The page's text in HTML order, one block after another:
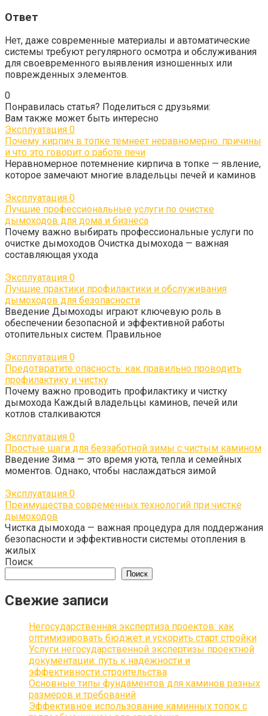
Ответ
Нет, даже современные материалы и автоматические
системы требуют регулярного осмотра и обслуживания
для своевременного выявления изношенных или
поврежденных элементов.
0
Понравилась статья? Поделиться с друзьями:
Вам также может быть интересно
Эксплуатация 0
Почему кирпич в топке темнеет неравномерно: причины
и что это говорит о работе печи
Неравномерное потемнение кирпича в топке — явление,
которое замечают многие владельцы печей и каминов
Эксплуатация 0
Лучшие профессиональные услуги по очистке
дымоходов для дома и бизнеса
Почему важно выбирать профессиональные услуги по
очистке дымоходов Очистка дымохода — важная
составляющая ухода
Эксплуатация 0
Лучшие практики профилактики и обслуживания
дымоходов для безопасности
Введение Дымоходы играют ключевую роль в
обеспечении безопасной и эффективной работы
отопительных систем. Правильное
Эксплуатация 0
Предотвратите опасность: как правильно проводить
профилактику и чистку
Почему важно проводить профилактику и чистку
дымохода Каждый владельцы каминов, печей или
котлов сталкиваются
Эксплуатация 0
Простые шаги для беззаботной зимы с чистым камином
Введение Зима — это время уюта, тепла и семейных
моментов. Однако, чтобы наслаждаться зимой
Эксплуатация 0
Преимущества современных технологий при чистке
дымоходов
Чистка дымохода — важная процедура для поддержания
безопасности и эффективности системы отопления в
жилых
Поиск
Поиск
Свежие записи
Негосударственная экспертиза проектов: как
оптимизировать бюджет и ускорить старт стройки
Услуги негосударственной экспертизы проектной
документации: путь к надежности и
эффективности строительства
Основные типы фундаментов для каминов разных
размеров и требований
Эффективное использование каминных топок с